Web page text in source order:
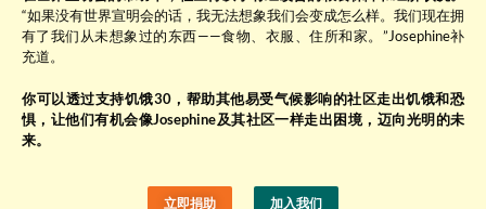
“如果没有世界宣明会的话，我无法想象我们会变成怎么样。我们现在拥
有了我们从未想象过的东西——食物、衣服、住所和家。”Josephine补
充道。
你可以透过支持饥饿30，帮助其他易受气候影响的社区走出饥饿和恐
惧，让他们有机会像Josephine及其社区一样走出困境，迈向光明的未
来。
立即捐助 加入我们